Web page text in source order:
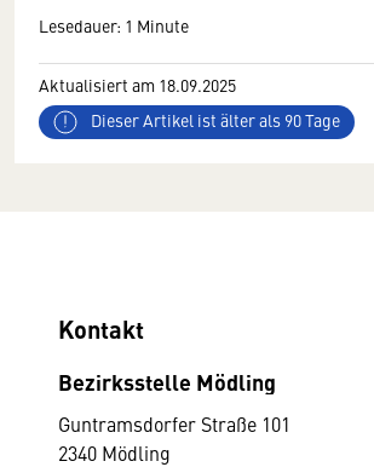
Lesedauer: 1 Minute
Aktualisiert am 18.09.2025
Dieser Artikel ist älter als 90 Tage
Kontakt
Bezirksstelle Mödling
Guntramsdorfer Straße 101
2340 Mödling